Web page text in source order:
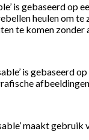
is gebaseerd
heulen om
te komen zonder
is gebaseerd
maakt gebruik